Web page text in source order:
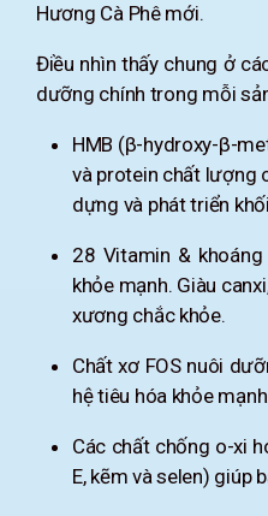
Hương Cà Phê mới.
Điều nhìn thấy chung ở
dưỡng chính trong mỗi
HMB (β-hydroxy-β-
và protein chất lượng
dựng và phát triển
28 Vitamin &
khỏe mạnh. Giàu
xương chắc khỏe.
Chất xơ FOS nuôi
hệ tiêu hóa khỏe
Các chất chống o-xi
E, kẽm và selen) giúp